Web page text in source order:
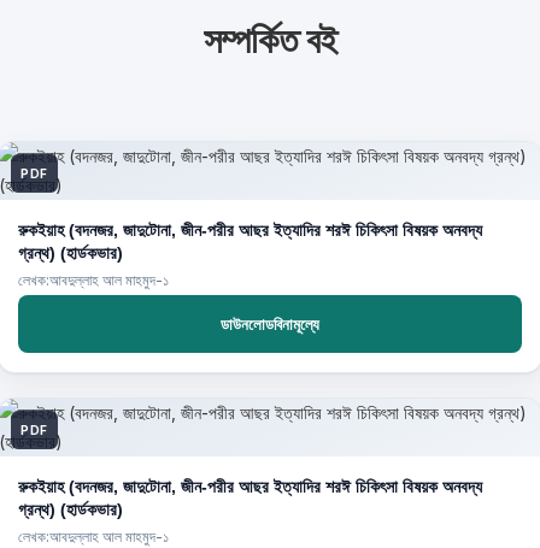
সম্পর্কিত বই
PDF
রুকইয়াহ (বদনজর, জাদুটোনা, জীন-পরীর আছর ইত্যাদির শরঈ চিকিৎসা বিষয়ক অনবদ্য
গ্রন্থ) (হার্ডকভার)
লেখক:আবদুল্লাহ আল মাহমুদ-১
ডাউনলোডবিনামূল্যে
PDF
রুকইয়াহ (বদনজর, জাদুটোনা, জীন-পরীর আছর ইত্যাদির শরঈ চিকিৎসা বিষয়ক অনবদ্য
গ্রন্থ) (হার্ডকভার)
লেখক:আবদুল্লাহ আল মাহমুদ-১